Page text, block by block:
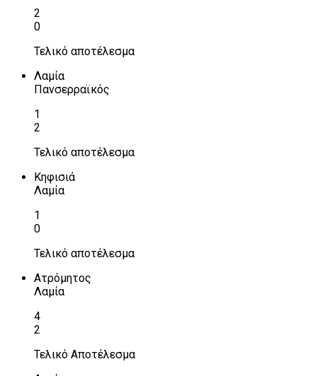
2
0
Τελικό αποτέλεσμα
Λαμία
Πανσερραϊκός
1
2
Τελικό αποτέλεσμα
Κηφισιά
Λαμία
1
0
Τελικό αποτέλεσμα
Ατρόμητος
Λαμία
4
2
Τελικό Αποτέλεσμα